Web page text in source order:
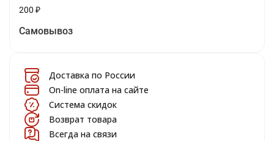
200 ₽
Самовывоз
Доставка по России
On-line оплата на сайте
Система скидок
Возврат товара
Всегда на связи